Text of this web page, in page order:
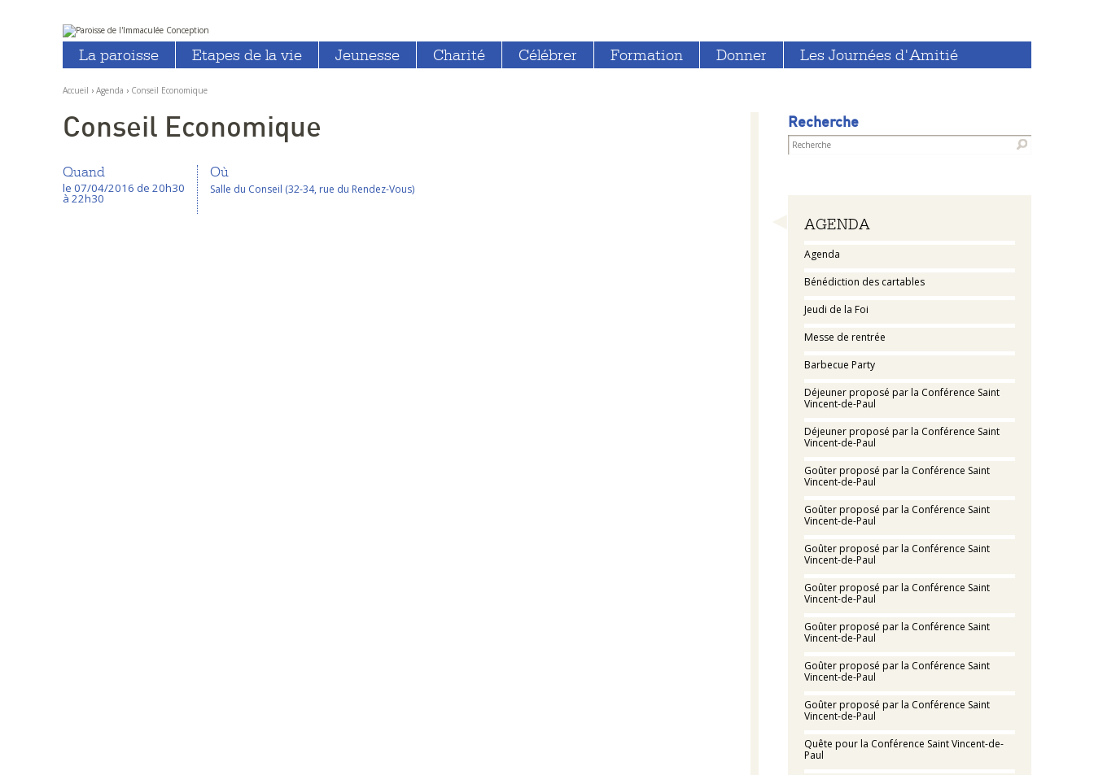
Aller
au
contenu.
à
Outils
personnels
La paroisse Etapes de la vie Jeunesse Charité Célébrer Formation Donner Les Journées d'Amitié
Accueil › Agenda › Conseil Economique
Recherche
Navigation
AGENDA
Agenda
Bénédiction des cartables
Jeudi de la Foi
Messe de rentrée
Barbecue Party
Déjeuner proposé par la Conférence Saint
Vincent-de-Paul
Déjeuner proposé par la Conférence Saint
Vincent-de-Paul
Goûter proposé par la Conférence Saint
Vincent-de-Paul
Goûter proposé par la Conférence Saint
Vincent-de-Paul
Goûter proposé par la Conférence Saint
Vincent-de-Paul
Goûter proposé par la Conférence Saint
Vincent-de-Paul
Goûter proposé par la Conférence Saint
Vincent-de-Paul
Goûter proposé par la Conférence Saint
Vincent-de-Paul
Goûter proposé par la Conférence Saint
Vincent-de-Paul
Quête pour la Conférence Saint Vincent-de-
Paul
Conseil Economique
Quand
le 07/04/2016 de 20h30
à 22h30
Où
Salle du Conseil (32-34, rue du Rendez-Vous)